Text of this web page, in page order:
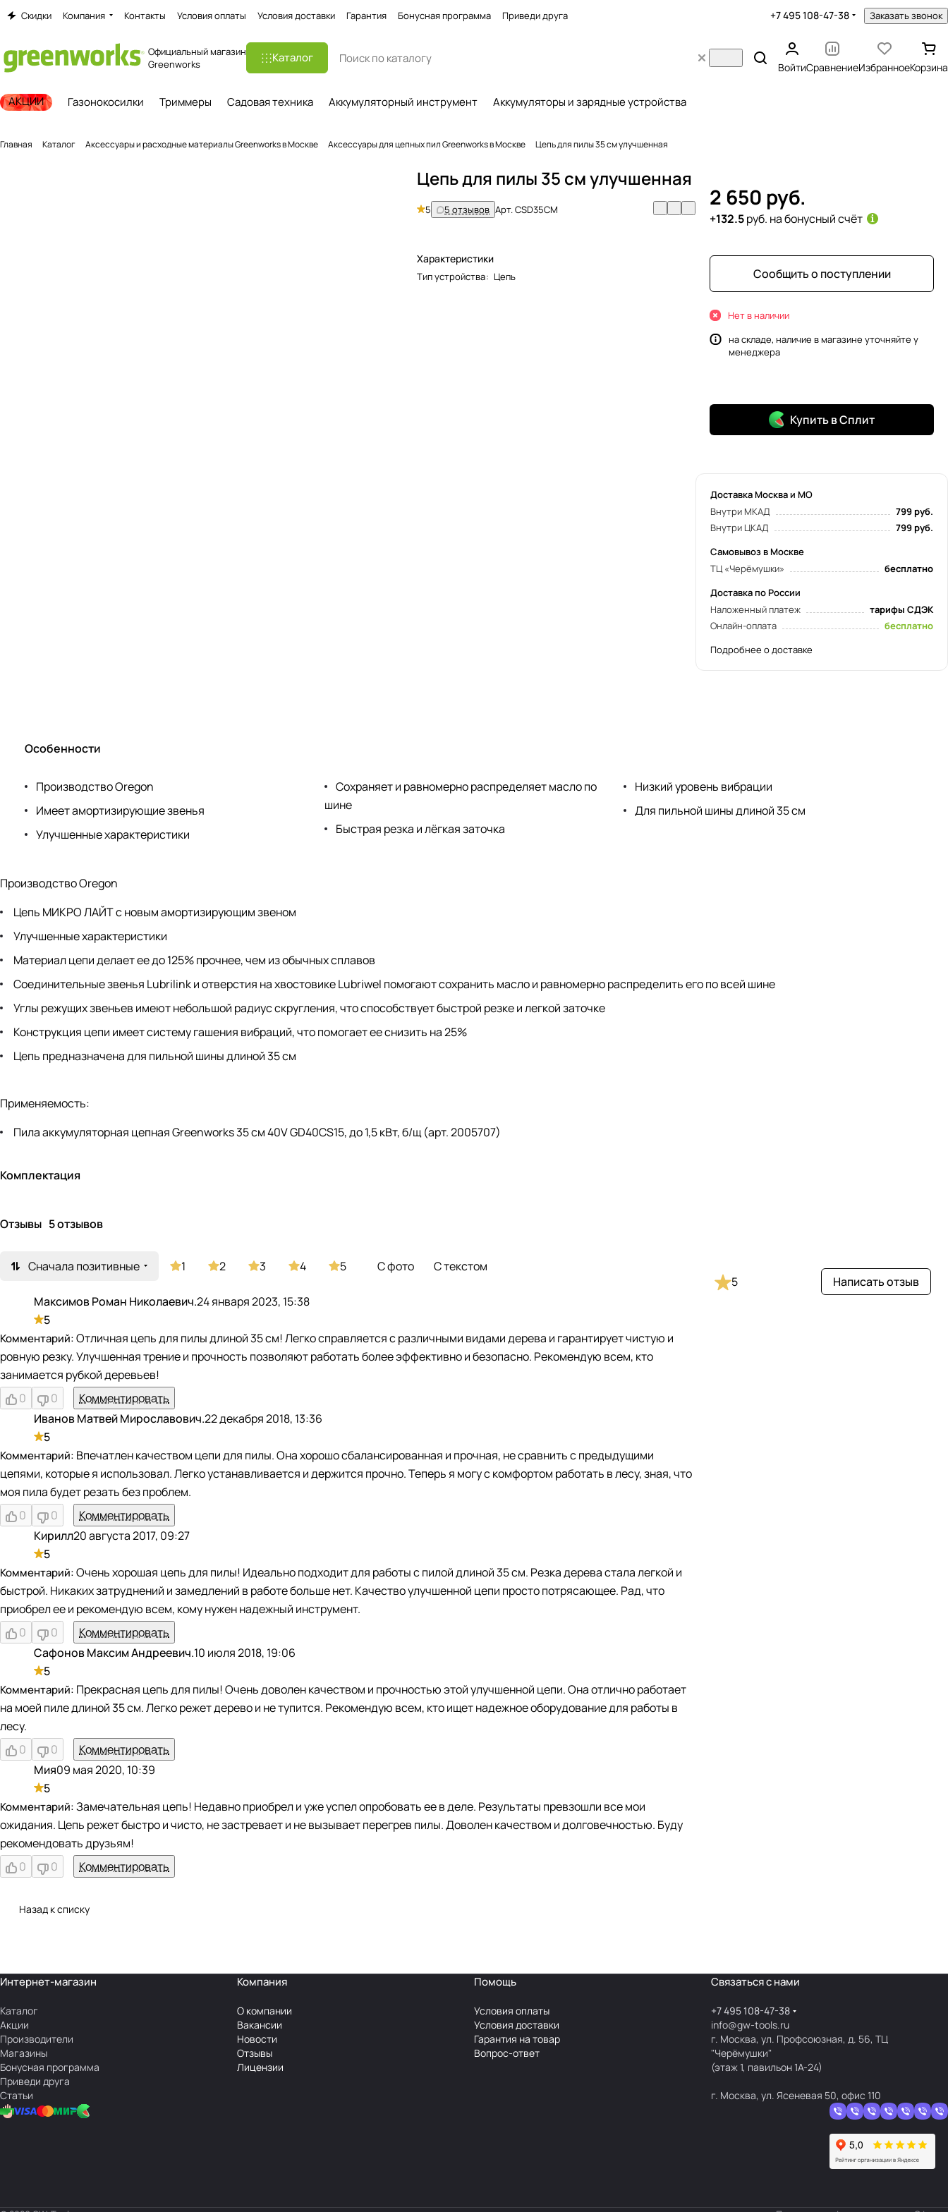
Скидки Компания Контакты Условия оплаты Условия доставки Гарантия Бонусная программа Приведи друга +7 495 108-47-38 Заказать звонок
Официальный магазин
Greenworks
Каталог
ВойтиСравнениеИзбранноеКорзина
АКЦИИ Газонокосилки Триммеры Садовая техника Аккумуляторный инструмент Аккумуляторы и зарядные устройства
Главная Каталог Аксессуары и расходные материалы Greenworks в Москве Аксессуары для цепных пил Greenworks в Москве Цепь для пилы 35 см улучшенная
Цепь для пилы 35 см улучшенная
5 5 отзывов Арт.CSD35CM
Характеристики
Тип устройства: Цепь
2 650 руб.
+132.5руб. на бонусный счёт
Сообщить о поступлении
Нет в наличии
на складе, наличие в магазине уточняйте у
менеджера
Купить в Сплит
Доставка Москва и МО
Внутри МКАД
799 руб.
Внутри ЦКАД
799 руб.
Самовывоз в Москве
ТЦ «Черёмушки»
бесплатно
Доставка по России
Наложенный платеж
тарифы СДЭК
Онлайн-оплата
бесплатно
Подробнее о доставке
Особенности
Производство Oregon
Имеет амортизирующие звенья
Улучшенные характеристики
Сохраняет и равномерно распределяет масло по
шине
Быстрая резка и лёгкая заточка
Низкий уровень вибрации
Для пильной шины длиной 35 см
Производство Oregon
Цепь МИКРО ЛАЙТ с новым амортизирующим звеном
Улучшенные характеристики
Материал цепи делает ее до 125% прочнее, чем из обычных сплавов
Соединительные звенья Lubrilink и отверстия на хвостовике Lubriwel помогают сохранить масло и равномерно распределить его по всей шине
Углы режущих звеньев имеют небольшой радиус скругления, что способствует быстрой резке и легкой заточке
Конструкция цепи имеет систему гашения вибраций, что помогает ее снизить на 25%
Цепь предназначена для пильной шины длиной 35 см
Применяемость:
Пила аккумуляторная цепная Greenworks 35 см 40V GD40CS15, до 1,5 кВт, б/щ (арт. 2005707)
Комплектация
Отзывы 5 отзывов
Сначала позитивные 1 2 3 4 5 С фото С текстом
Максимов Роман Николаевич.24 января 2023, 15:38
5
Отличная цепь для пилы длиной 35 см! Легко справляется с различными видами дерева и гарантирует чистую и
ровную резку. Улучшенная трение и прочность позволяют работать более эффективно и безопасно. Рекомендую всем, кто
занимается рубкой деревьев!
0
0
Комментировать
Иванов Матвей Мирославович.22 декабря 2018, 13:36
5
Впечатлен качеством цепи для пилы. Она хорошо сбалансированная и прочная, не сравнить с предыдущими
цепями, которые я использовал. Легко устанавливается и держится прочно. Теперь я могу с комфортом работать в лесу, зная, что
моя пила будет резать без проблем.
0
0
Комментировать
Кирилл20 августа 2017, 09:27
5
Очень хорошая цепь для пилы! Идеально подходит для работы с пилой длиной 35 см. Резка дерева стала легкой и
быстрой. Никаких затруднений и замедлений в работе больше нет. Качество улучшенной цепи просто потрясающее. Рад, что
приобрел ее и рекомендую всем, кому нужен надежный инструмент.
0
0
Комментировать
Сафонов Максим Андреевич.10 июля 2018, 19:06
5
Прекрасная цепь для пилы! Очень доволен качеством и прочностью этой улучшенной цепи. Она отлично работает
на моей пиле длиной 35 см. Легко режет дерево и не тупится. Рекомендую всем, кто ищет надежное оборудование для работы в
лесу.
0
0
Комментировать
Мия09 мая 2020, 10:39
5
Замечательная цепь! Недавно приобрел и уже успел опробовать ее в деле. Результаты превзошли все мои
ожидания. Цепь режет быстро и чисто, не застревает и не вызывает перегрев пилы. Доволен качеством и долговечностью. Буду
рекомендовать друзьям!
0
0 Комментировать
5 Написать отзыв
Назад к списку
Интернет-магазин
Каталог
Акции
Производители
Магазины
Бонусная программа
Приведи друга
Статьи
Компания
О компании
Вакансии
Новости
Отзывы
Лицензии
Помощь
Условия оплаты
Условия доставки
Гарантия на товар
Вопрос-ответ
Связаться с нами
+7 495 108-47-38
info@gw-tools.ru
г. Москва, ул. Профсоюзная, д. 56, ТЦ
"Черёмушки"
(этаж 1, павильон 1А-24)
г. Москва, ул. Ясеневая 50, офис 110